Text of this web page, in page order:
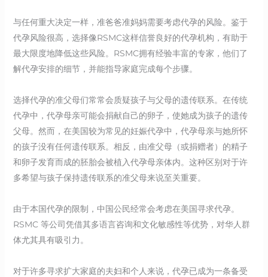
与任何重大决定一样，准爸爸准妈妈需要考虑代孕的风险。鉴于
代孕风险很高，选择像RSMC这样信誉良好的代孕机构，有助于
最大限度地降低这些风险。RSMC拥有经验丰富的专家，他们了
解代孕安排的细节，并能指导家庭完成每个步骤。
选择代孕的准父母们常常会质疑孩子与父母的遗传联系。在传统
代孕中，代孕母亲可能会捐献自己的卵子，使她成为孩子的遗传
父母。然而，在美国较为常见的妊娠代孕中，代孕母亲与她所怀
的孩子没有任何遗传联系。相反，由准父母（或捐赠者）的精子
和卵子发育而成的胚胎会被植入代孕母亲体内。这种区别对于许
多希望与孩子保持遗传联系的准父母来说至关重要。
由于本国代孕的限制，中国公民经常会考虑在美国寻求代孕。
RSMC 等公司凭借其多语言咨询和文化敏感性等优势，对华人群
体尤其具有吸引力。
对于许多寻求扩大家庭的夫妇和个人来说，代孕已成为一条备受